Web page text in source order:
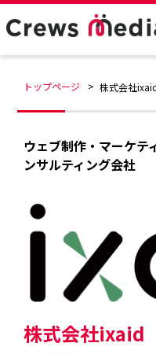
トップページ 株式会社
ウェブ制作・マーケテ
ンサルティング会社
株式会社ixaid